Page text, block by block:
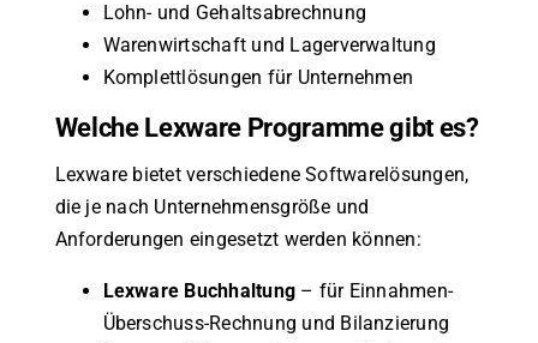
Lohn- und Gehaltsabrechnung
Warenwirtschaft und Lagerverwaltung
Komplettlösungen für Unternehmen
Welche Lexware Programme gibt es?
Lexware bietet verschiedene Softwarelösungen,
die je nach Unternehmensgröße und
Anforderungen eingesetzt werden können:
Lexware Buchhaltung – für Einnahmen-
Überschuss-Rechnung und Bilanzierung